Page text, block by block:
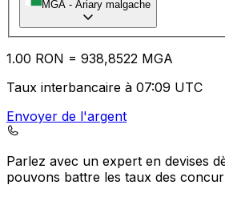
MGA - Ariary malgache
1.00 RON = 938,8522 MGA
Taux interbancaire à 07:09 UTC
Envoyer de l'argent
Parlez avec un expert en devises
pouvons battre les taux des